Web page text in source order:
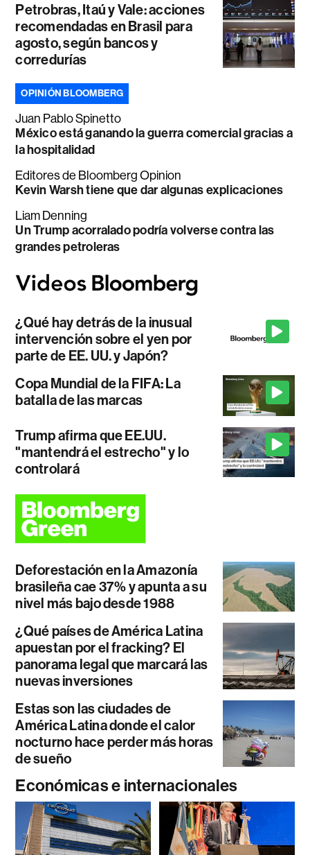
Petrobras, Itaú y Vale: acciones
recomendadas en Brasil para
agosto, según bancos y
corredurías
OPINIÓN BLOOMBERG
Juan Pablo Spinetto
México está ganando la guerra comercial gracias a
la hospitalidad
Editores de Bloomberg Opinion
Kevin Warsh tiene que dar algunas explicaciones
Liam Denning
Un Trump acorralado podría volverse contra las
grandes petroleras
¿Qué hay detrás de la inusual
intervención sobre el yen por
parte de EE. UU. y Japón?
Copa Mundial de la FIFA: La
batalla de las marcas
Trump afirma que EE.UU.
"mantendrá el estrecho" y lo
controlará
Deforestación en la Amazonía
brasileña cae 37% y apunta a su
nivel más bajo desde 1988
¿Qué países de América Latina
apuestan por el fracking? El
panorama legal que marcará las
nuevas inversiones
Estas son las ciudades de
América Latina donde el calor
nocturno hace perder más horas
de sueño
Económicas e internacionales